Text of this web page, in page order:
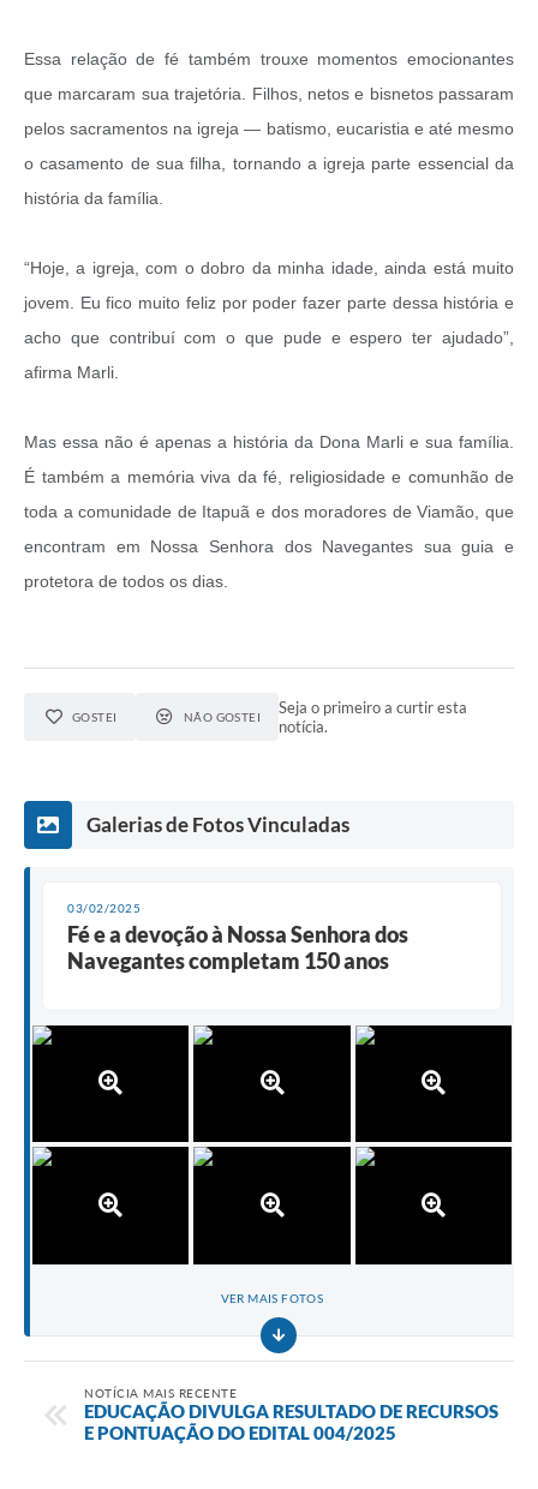
Essa relação de fé também trouxe momentos emocionantes
que marcaram sua trajetória. Filhos, netos e bisnetos passaram
pelos sacramentos na igreja — batismo, eucaristia e até mesmo
o casamento de sua filha, tornando a igreja parte essencial da
história da família.
“Hoje, a igreja, com o dobro da minha idade, ainda está muito
jovem. Eu fico muito feliz por poder fazer parte dessa história e
acho que contribuí com o que pude e espero ter ajudado”,
afirma Marli.
Mas essa não é apenas a história da Dona Marli e sua família.
É também a memória viva da fé, religiosidade e comunhão de
toda a comunidade de Itapuã e dos moradores de Viamão, que
encontram em Nossa Senhora dos Navegantes sua guia e
protetora de todos os dias.
GOSTEI NÃO GOSTEI
Seja o primeiro a curtir esta
notícia.
Galerias de Fotos Vinculadas
03/02/2025
Fé e a devoção à Nossa Senhora dos
Navegantes completam 150 anos
VER MAIS FOTOS
NOTÍCIA MAIS RECENTE
EDUCAÇÃO DIVULGA RESULTADO DE RECURSOS
E PONTUAÇÃO DO EDITAL 004/2025